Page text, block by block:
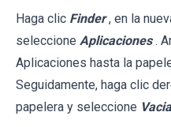
Haga clic Finder , en la
seleccione Aplicaciones .
Aplicaciones hasta la
Seguidamente, haga clic
papelera y seleccione